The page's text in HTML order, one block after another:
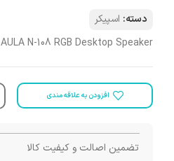
دسته: اسپیکر
AULA N-108 RGB Desktop Speaker
افزودن به علاقه مندی
تضمین اصالت و کیفیت کالا